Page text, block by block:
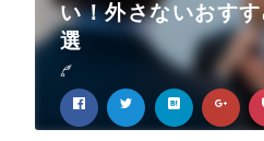
い！外さないおす
選